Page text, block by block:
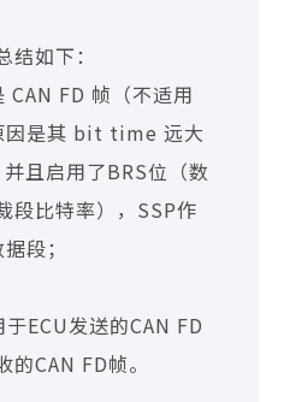
如下：
CAN FD 帧（不适用
因是其 bit time 远大
且启用了BRS位（数
段比特率），SSP作
段；
ECU发送的CAN FD
CAN FD帧。